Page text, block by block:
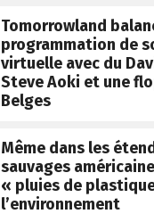
Tomorrowland
programmation de
virtuelle avec du
Steve Aoki et une
Belges
Même dans les
sauvages
« pluies de
l’environnement